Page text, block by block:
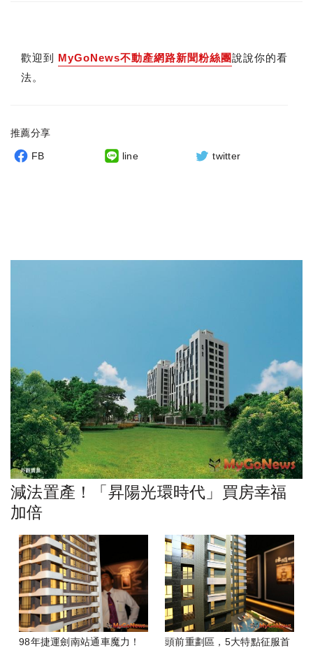
歡迎到 MyGoNews不動產網路新聞粉絲團說說你的看
法。
推薦分享
FB line twitter
減法置產！「昇陽光環時代」買房幸福
加倍
98年捷運劍南站通車魔力！
頭前重劃區，5大特點征服首